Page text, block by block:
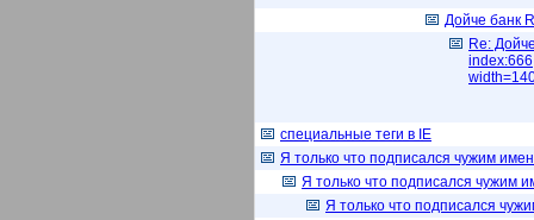
Дойче банк
Re:
специальные теги в IE
Я только что подписался чужим
Я только что подписался чужим
Я только что подписался